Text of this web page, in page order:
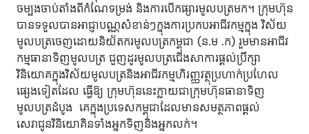
ចម្បងចាប់តាំងពីកំណែទម្រង់ និងការបើកផ្សារមូលបត្រមក។ ក្រុមហ៊ុន
បានទទួលបានអាជ្ញាបណ្ណសំខាន់ៗក្នុងការប្រកបអាជីវកម្មក្នុង វិស័យ
មូលបត្រចេញដោយនិយ័តករមូលបត្រកម្ពុជា (ន.ម .ក) រួមមានអាជីវ
កម្មធានាទិញមូលបត្រ ជួញដូរមូលបត្រជើងសាការផ្តល់ប្រឹក្សា
វិនិយោគក្នុងវិស័យមូលបត្រនិងអាជីវកម្មហិរញ្ញវត្ថុប្រហាក់ប្រហែល
ផ្សេងទៀតដែល ធ្វើឱ្យ ក្រុមហ៊ុននេះក្លាយជាក្រុមហ៊ុនធានាទិញ
មូលបត្រដំបូង ​ គេក្នុងប្រទេសកម្ពុជាដែលមានសមត្ថភាពផ្តល់
សេវាជូនវិនិយោគិនទាំងអ្នកទិញនិងអ្នកលក់។